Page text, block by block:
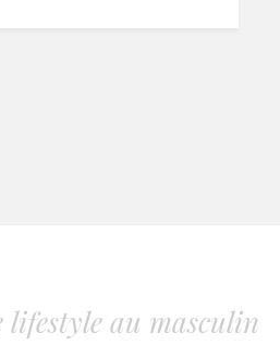
lifestyle au masculin